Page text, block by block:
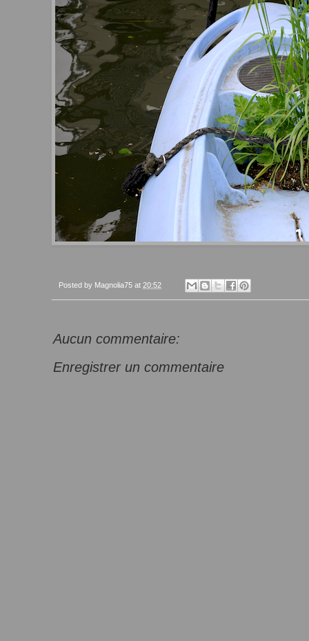
Posted by Magnolia75 at 20:52
Aucun commentaire:
Enregistrer un commentaire